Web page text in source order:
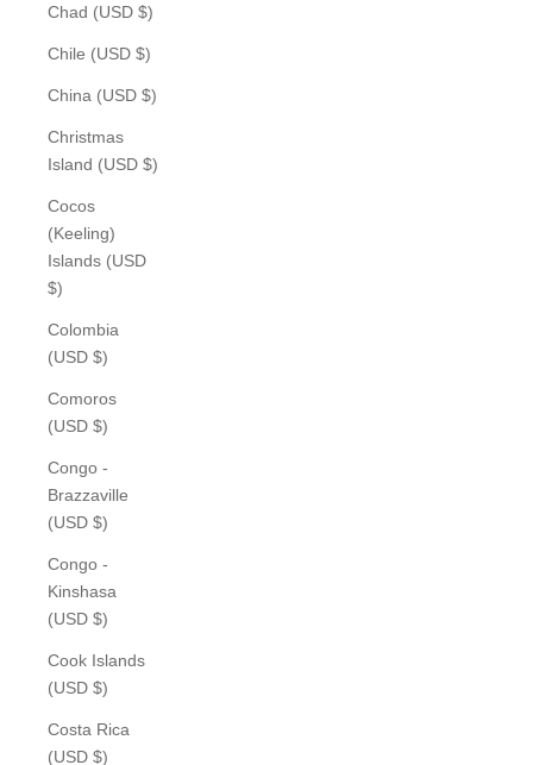
Chad (USD $)
Chile (USD $)
China (USD $)
Christmas
Island (USD $)
Cocos
(Keeling)
Islands (USD
$)
Colombia
(USD $)
Comoros
(USD $)
Congo -
Brazzaville
(USD $)
Congo -
Kinshasa
(USD $)
Cook Islands
(USD $)
Costa Rica
(USD $)